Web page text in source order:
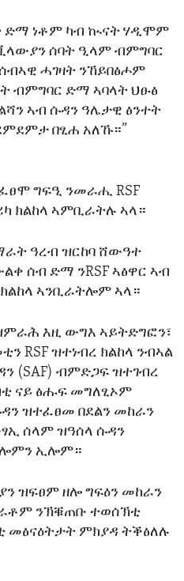
ድማ ነቶም ካብ ኲናት ሃዲሞም
ሰባት ዒላም ብምግባር
ሓገዛት ንኸይበፅሖም
ብምግባር ድማ ኣባላት ህፁፅ
ኣብ ሱዳን ዓሌታዊ ፅንተት
በፂሐ አለኹ።”
ግፍዒ ንመራሒ RSF
ክልከላ ኣምቢራትሉ ኣላ።
ዓረብ ዝርከባ ሸውዓተ
ሰብ ድማ ንRSF ኣፅዋር ኣብ
ኣንቢራትሎም ኣላ።
እዚ ውግእ ኣይትድግፎን፣
RSF ዝተነብረ ክልከላ ንብኣል
(SAF) ብምድጋፍ ዝተገብረ
ናይ ፅሑፍ መግለፂኦም
ዝተፈፀመ በደልን መከራን
ሰላም ዝዓሰላ ሱዳን
ኢሎም።
ዝፍፀም ዘሎ ግፍዕን መከራን
ንኽቑጠቡ ተወሰኽቲ
መፅናዕትታት ምክያዳ ትቕፅለሉ